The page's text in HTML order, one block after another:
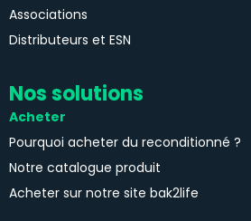
Associations
Distributeurs et ESN
Nos solutions
Acheter
Pourquoi acheter du reconditionné ?
Notre catalogue produit
Acheter sur notre site bak2life